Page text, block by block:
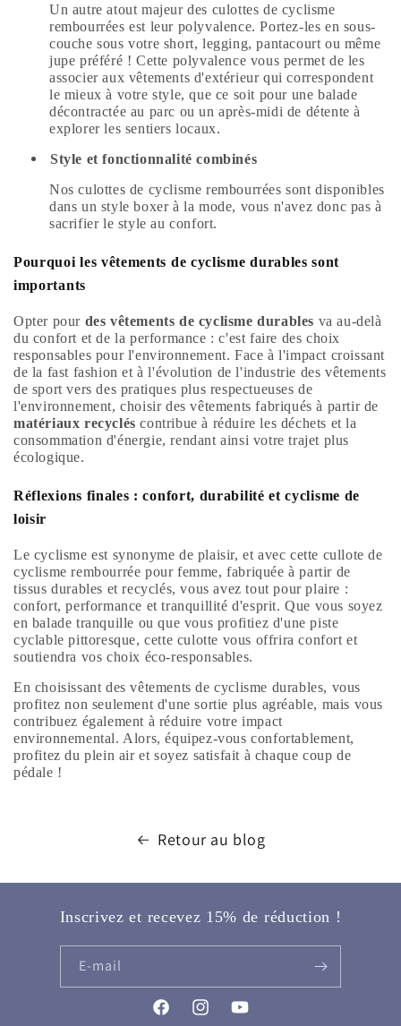
Un autre atout majeur des culottes de cyclisme
rembourrées est leur polyvalence. Portez-les en sous-
couche sous votre short, legging, pantacourt ou même
jupe préféré ! Cette polyvalence vous permet de les
associer aux vêtements d'extérieur qui correspondent
le mieux à votre style, que ce soit pour une balade
décontractée au parc ou un après-midi de détente à
explorer les sentiers locaux.
Style et fonctionnalité combinés
Nos culottes de cyclisme rembourrées sont disponibles
dans un style boxer à la mode, vous n'avez donc pas à
sacrifier le style au confort.
Pourquoi les vêtements de cyclisme durables sont
importants
Opter pour des vêtements de cyclisme durables va au-delà
du confort et de la performance : c'est faire des choix
responsables pour l'environnement. Face à l'impact croissant
de la fast fashion et à l'évolution de l'industrie des vêtements
de sport vers des pratiques plus respectueuses de
l'environnement, choisir des vêtements fabriqués à partir de
matériaux recyclés contribue à réduire les déchets et la
consommation d'énergie, rendant ainsi votre trajet plus
écologique.
Réflexions finales : confort, durabilité et cyclisme de
loisir
Le cyclisme est synonyme de plaisir, et avec cette cullote de
cyclisme rembourrée pour femme, fabriquée à partir de
tissus durables et recyclés, vous avez tout pour plaire :
confort, performance et tranquillité d'esprit. Que vous soyez
en balade tranquille ou que vous profitiez d'une piste
cyclable pittoresque, cette culotte vous offrira confort et
soutiendra vos choix éco-responsables.
En choisissant des vêtements de cyclisme durables, vous
profitez non seulement d'une sortie plus agréable, mais vous
contribuez également à réduire votre impact
environnemental. Alors, équipez-vous confortablement,
profitez du plein air et soyez satisfait à chaque coup de
pédale !
Retour au blog
Inscrivez et recevez 15% de réduction !
E-mail
FacebookInstagramYouTube